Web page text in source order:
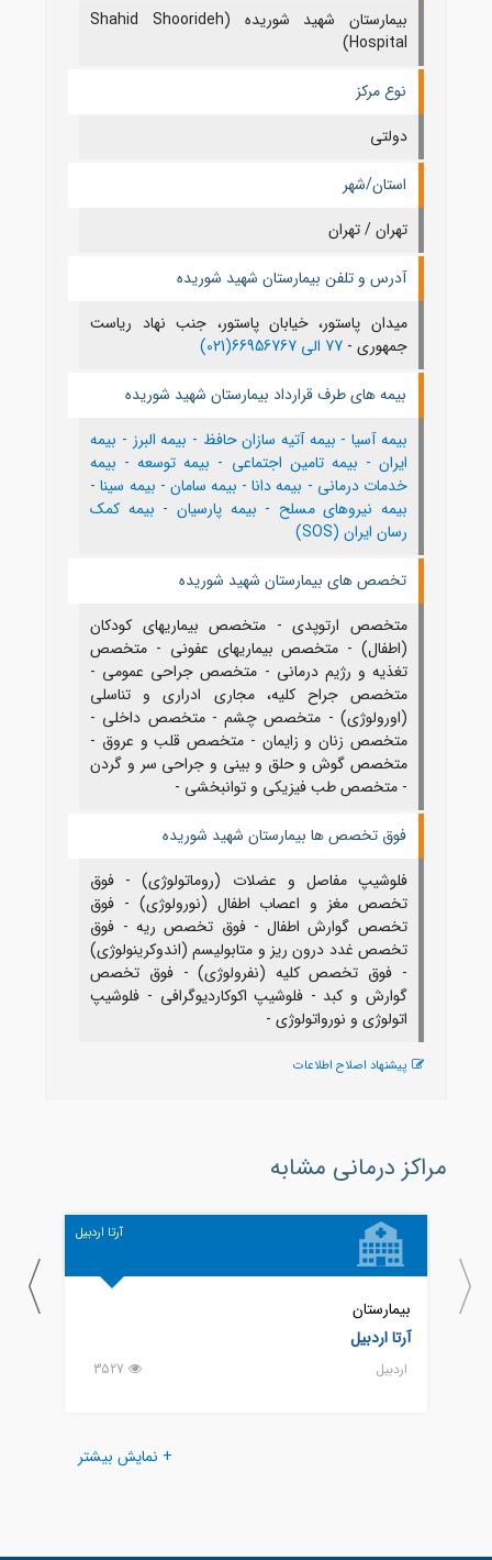
بیمارستان شهید شوریده (Shahid Shoorideh
Hospital)
نوع مرکز
دولتی
استان/شهر
تهران / تهران
آدرس و تلفن بیمارستان شهید شوریده
میدان پاستور، خیابان پاستور، جنب نهاد ریاست
جمهوری -77 الی 66956767(021)
بیمه های طرف قرارداد بیمارستان شهید شوریده
بیمه آسیا- بیمه آتیه سازان حافظ - بیمه البرز - بیمه
ایران - بیمه تامین اجتماعی - بیمه توسعه- بیمه
خدمات درمانی - بیمه دانا- بیمه سامان - بیمه سینا-
بیمه نیروهای مسلح - بیمه پارسیان - بیمه کمک
رسان ایران (SOS)
تخصص های بیمارستان شهید شوریده
متخصص ارتوپدی - متخصص بیماریهای کودکان
(اطفال) - متخصص بیماریهای عفونی - متخصص
تغذیه و رژیم درمانی - متخصص جراحی عمومی -
متخصص جراح کلیه، مجاری ادراری و تناسلی
(اورولوژی) - متخصص چشم - متخصص داخلی -
متخصص زنان و زایمان - متخصص قلب و عروق -
متخصص گوش و حلق و بینی و جراحی سر و گردن
- متخصص طب فیزیکی و توانبخشی -
فوق تخصص ها بیمارستان شهید شوریده
فلوشیپ مفاصل و عضلات (روماتولوژی) - فوق
تخصص مغز و اعصاب اطفال (نورولوژی) - فوق
تخصص گوارش اطفال - فوق تخصص ریه - فوق
تخصص غدد درون ریز و متابولیسم (اندوکرینولوژی)
- فوق تخصص کلیه (نفرولوژی) - فوق تخصص
گوارش و کبد - فلوشیپ اکوکاردیوگرافی - فلوشیپ
اتولوژی و نورواتولوژی -
پیشنهاد اصلاح اطلاعات
مراکز درمانی مشابه
آرتا اردبیل
بیمارستان
آرتا اردبیل
اردبيل 3527
+ نمایش بیشتر